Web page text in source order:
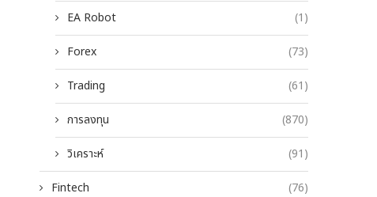
EA Robot (1)
Forex (73)
Trading (61)
การลงทุน (870)
วิเคราะห์ (91)
Fintech (76)